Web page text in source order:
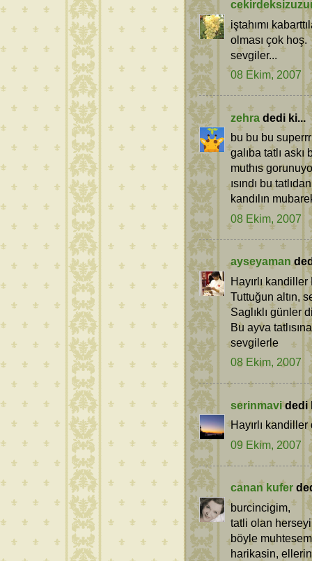
iştahımı
olması çok hoş.
sevgiler...
08 Ekim, 2007
zehra dedi ki...
bu bu bu
galıba tatlı askı
muthıs
ısındı bu
kandılın
08 Ekim, 2007
ayseyaman
Hayırlı
Tuttuğun altın,
Saglıklı günler
Bu ayva
sevgilerle
08 Ekim, 2007
serinmavidedi
Hayırlı kandiller
09 Ekim, 2007
canan kufer
burcincigim,
tatli olan
böyle
harikasin,